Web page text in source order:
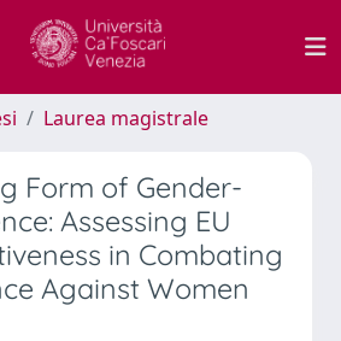
Laurea magistrale
Form of Gender-
Assessing EU
in Combating
Against Women